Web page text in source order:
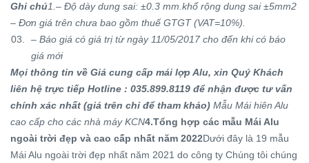
Ghi chú1.– Độ dày dung sai: ±0.3 mm.khổ rộng dung sai ±5mm2
– Đơn giá trên chưa bao gồm thuế GTGT (VAT=10%).
– Báo giá có giá trị từ ngày 11/05/2017 cho đến khi có báo
giá mới
Mọi thông tin về Giá cung cấp mái lợp Alu, xin Quý Khách
liên hệ trực tiếp Hotline : 035.899.8119 để nhận được tư vấn
chính xác nhất (giá trên chỉ để tham khảo) Mẫu Mái hiên Alu
cao cấp cho các nhà máy KCN4.Tổng hợp các mẫu Mái Alu
ngoài trời đẹp và cao cấp nhất năm 2022Dưới đây là 19 mẫu
Mái Alu ngoài trời đẹp nhất năm 2021 do công ty Chúng tôi chúng